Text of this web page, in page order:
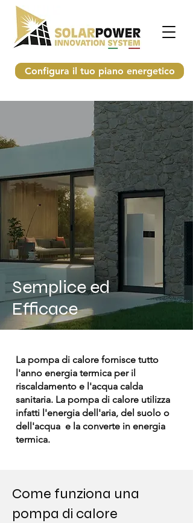
Configura il tuo piano energetico
Semplice ed
Efficace
La pompa di calore fornisce tutto
l'anno energia termica per il
riscaldamento e l'acqua calda
sanitaria. La pompa di calore utilizza
infatti l'energia dell'aria, del suolo o
dell'acqua e la converte in energia
termica.
Come funziona una
pompa di calore